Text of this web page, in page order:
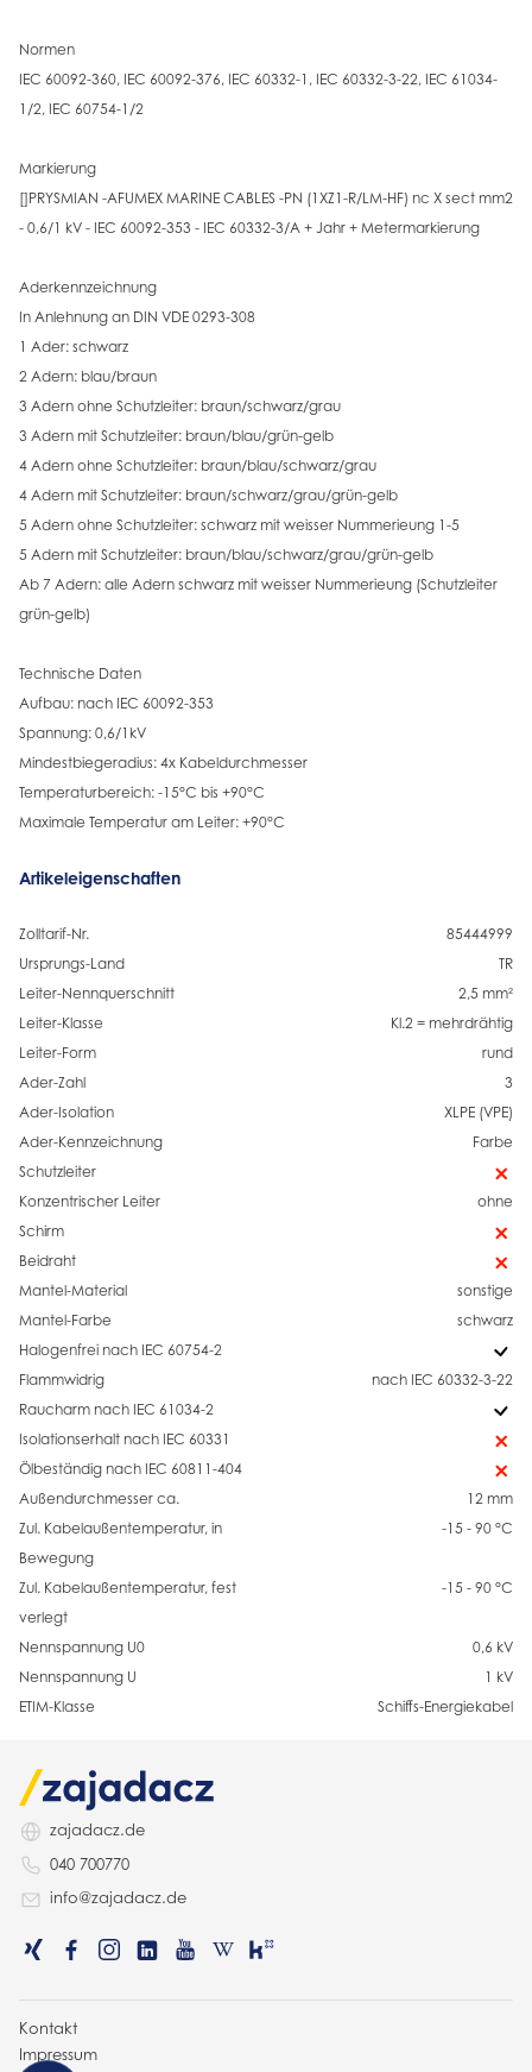
Normen
IEC 60092-360, IEC 60092-376, IEC 60332-1, IEC 60332-3-22, IEC 61034-
1/2, IEC 60754-1/2
Markierung
[]PRYSMIAN -AFUMEX MARINE CABLES -PN (1XZ1-R/LM-HF) nc X sect mm2
- 0,6/1 kV - IEC 60092-353 - IEC 60332-3/A + Jahr + Metermarkierung
Aderkennzeichnung
In Anlehnung an DIN VDE 0293-308
1 Ader: schwarz
2 Adern: blau/braun
3 Adern ohne Schutzleiter: braun/schwarz/grau
3 Adern mit Schutzleiter: braun/blau/grün-gelb
4 Adern ohne Schutzleiter: braun/blau/schwarz/grau
4 Adern mit Schutzleiter: braun/schwarz/grau/grün-gelb
5 Adern ohne Schutzleiter: schwarz mit weisser Nummerieung 1-5
5 Adern mit Schutzleiter: braun/blau/schwarz/grau/grün-gelb
Ab 7 Adern: alle Adern schwarz mit weisser Nummerieung (Schutzleiter
grün-gelb)
Technische Daten
Aufbau: nach IEC 60092-353
Spannung: 0,6/1kV
Mindestbiegeradius: 4x Kabeldurchmesser
Temperaturbereich: -15°C bis +90°C
Maximale Temperatur am Leiter: +90°C
Artikeleigenschaften
Zolltarif-Nr.
85444999
Ursprungs-Land
TR
Leiter-Nennquerschnitt
2,5 mm²
Leiter-Klasse
Kl.2 = mehrdrähtig
Leiter-Form
rund
Ader-Zahl
3
Ader-Isolation
XLPE (VPE)
Ader-Kennzeichnung
Farbe
Schutzleiter
Konzentrischer Leiter
ohne
Schirm
Beidraht
Mantel-Material
sonstige
Mantel-Farbe
schwarz
Halogenfrei nach IEC 60754-2
Flammwidrig
nach IEC 60332-3-22
Raucharm nach IEC 61034-2
Isolationserhalt nach IEC 60331
Ölbeständig nach IEC 60811-404
Außendurchmesser ca.
12 mm
Zul. Kabelaußentemperatur, in
Bewegung
-15 - 90 °C
Zul. Kabelaußentemperatur, fest
verlegt
-15 - 90 °C
Nennspannung U0
0,6 kV
Nennspannung U
1 kV
ETIM-Klasse
Schiffs-Energiekabel
zajadacz.de
040 700770
info@zajadacz.de
Kontakt
Impressum